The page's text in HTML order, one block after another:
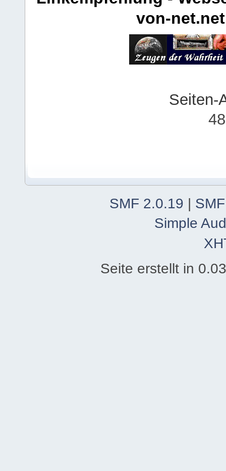
von-net.net
Seiten-
SMF 2.0.19 |
Simple
Seite erstellt in